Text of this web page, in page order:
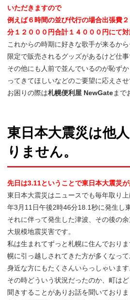
いただきますので
例えば６時間の並び代行の場合出張費
分１２０００円合計１４０００円にて対
これからの時期に好きな歌手が来るか
限定で販売されるグッズがあるけど仕事
その他にも人前で並んでいるのが恥ず
ってきてほしいなどのご要望に応えさ
お困りの際は札幌便利屋 NewGateまで
東日本大震災は他
りません。
先日は3.11ということで東日本大震災が
東日本大震災はニュースでも毎年取り
年3月11日午後2時46分18.1秒に発生し
それに伴って発生した津波、その後の
大規模地震災害です。
私は生まれてずっと札幌に住んでおり
幌に引っ越しされてきた方が多くなって
身近な方にもたくさんいらっしゃいます
その時どういう状況だったのか、町は
聞きすることがありお話を聞いており